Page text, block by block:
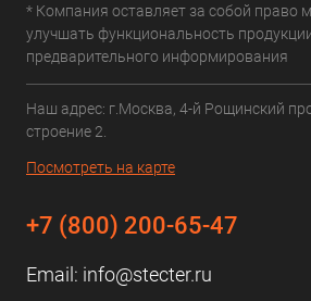
* Компания оставляет за собой право
улучшать функциональность
предварительного информирования
Наш адрес: г.Москва, 4-й Рощинский
строение 2.
Посмотреть на карте
+7 (800) 200-65-47
Email: info@stecter.ru